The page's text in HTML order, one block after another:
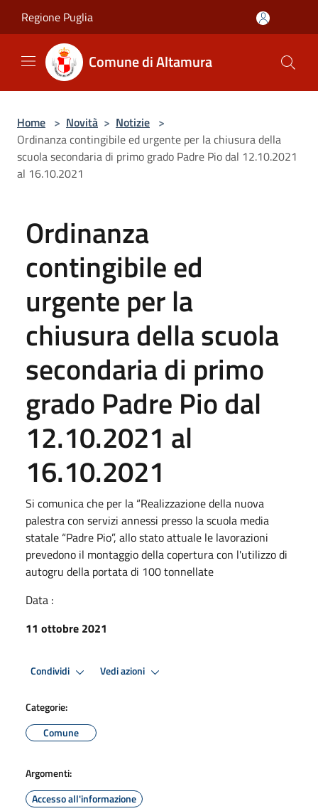
Regione Puglia
Comune di Altamura
Home > Novità > Notizie >
Ordinanza contingibile ed urgente per la chiusura della
scuola secondaria di primo grado Padre Pio dal 12.10.2021
al 16.10.2021
Ordinanza
contingibile ed
urgente per la
chiusura della scuola
secondaria di primo
grado Padre Pio dal
12.10.2021 al
16.10.2021
Si comunica che per la “Realizzazione della nuova
palestra con servizi annessi presso la scuola media
statale “Padre Pio”, allo stato attuale le lavorazioni
prevedono il montaggio della copertura con l'utilizzo di
autogru della portata di 100 tonnellate
Data :
11 ottobre 2021
Condividi Vedi azioni
Categorie:
Comune
Argomenti:
Accesso all'informazione